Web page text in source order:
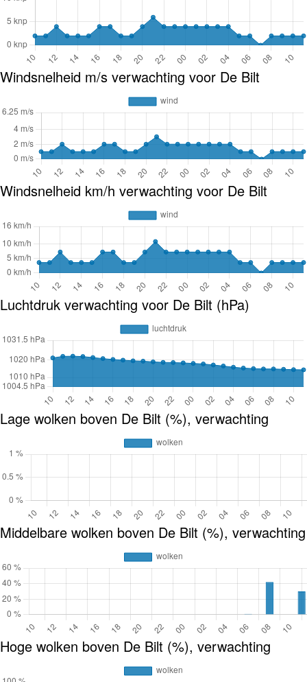
Windsnelheid m/s verwachting voor De Bilt
Windsnelheid km/h verwachting voor De Bilt
Luchtdruk verwachting voor De Bilt (hPa)
Lage wolken boven De Bilt (%), verwachting
Middelbare wolken boven De Bilt (%), verwachting
Hoge wolken boven De Bilt (%), verwachting